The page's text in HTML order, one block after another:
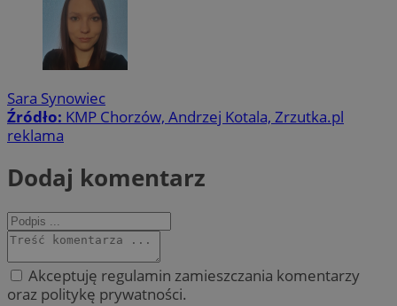
Sara Synowiec
Źródło: KMP Chorzów, Andrzej Kotala, Zrzutka.pl
reklama
Dodaj komentarz
Akceptuję regulamin zamieszczania komentarzy
oraz politykę prywatności.